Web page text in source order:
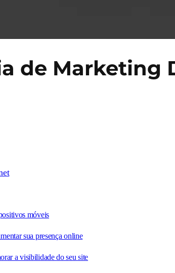
de Marketing
móveis
sua presença online
a visibilidade do seu site